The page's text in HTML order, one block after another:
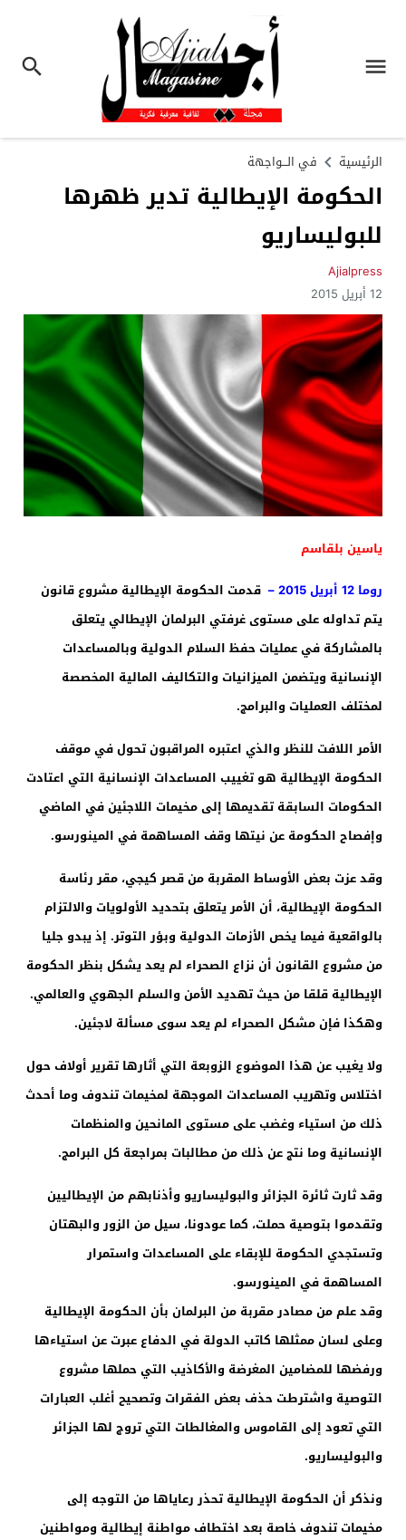
الرئيسية في الـــواجهة
الحكومة الإيطالية تدير ظهرها
للبوليساريو
Ajialpress
12 أبريل 2015
ياسين بلقاسم
روما 12 أبريل 2015 –
قدمت الحكومة الإيطالية مشروع قانون
يتم تداوله على مستوى غرفتي البرلمان الإيطالي يتعلق
بالمشاركة في عمليات حفظ السلام الدولية وبالمساعدات
الإنسانية ويتضمن الميزانيات والتكاليف المالية المخصصة
لمختلف العمليات والبرامج.
الأمر اللافت للنظر والذي اعتبره المراقبون تحول في موقف
الحكومة الإيطالية هو تغييب المساعدات الإنسانية التي اعتادت
الحكومات السابقة تقديمها إلى مخيمات اللاجئين في الماضي
وإفصاح الحكومة عن نيتها وقف المساهمة في المينورسو.
وقد عزت بعض الأوساط المقربة من قصر كيجي، مقر رئاسة
الحكومة الإيطالية، أن الأمر يتعلق بتحديد الأولويات والالتزام
بالواقعية فيما يخص الأزمات الدولية وبؤر التوتر. إذ يبدو جليا
من مشروع القانون أن نزاع الصحراء لم يعد يشكل بنظر الحكومة
الإيطالية قلقا من حيث تهديد الأمن والسلم الجهوي والعالمي.
وهكذا فإن مشكل الصحراء لم يعد سوى مسألة لاجئين.
ولا يغيب عن هذا الموضوع الزوبعة التي أثارها تقرير أولاف حول
اختلاس وتهريب المساعدات الموجهة لمخيمات تندوف وما أحدث
ذلك من استياء وغضب على مستوى المانحين والمنظمات
الإنسانية وما نتج عن ذلك من مطالبات بمراجعة كل البرامج.
وقد ثارت ثائرة الجزائر والبوليساريو وأذنابهم من الإيطاليين
وتقدموا بتوصية حملت، كما عودونا، سيل من الزور والبهتان
وتستجدي الحكومة للإبقاء على المساعدات واستمرار
المساهمة في المينورسو.
وقد علم من مصادر مقربة من البرلمان بأن الحكومة الإيطالية
وعلى لسان ممثلها كاتب الدولة في الدفاع عبرت عن استياءها
ورفضها للمضامين المغرضة والأكاذيب التي حملها مشروع
التوصية واشترطت حذف بعض الفقرات وتصحيح أغلب العبارات
التي تعود إلى القاموس والمغالطات التي تروج لها الجزائر
والبوليساريو.
ونذكر أن الحكومة الإيطالية تحذر رعاياها من التوجه إلى
مخيمات تندوف خاصة بعد اختطاف مواطنة إيطالية ومواطنين